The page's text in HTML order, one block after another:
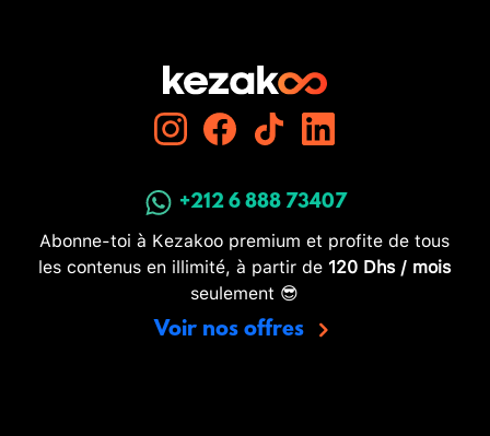
+212 6 888 73407
Abonne-toi à Kezakoo premium et profite de tous
les contenus en illimité, à partir de 120 Dhs / mois
seulement 😎
Voir nos offres